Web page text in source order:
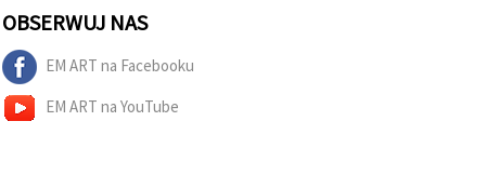
OBSERWUJ NAS
EM ART na Facebooku
EM ART na YouTube